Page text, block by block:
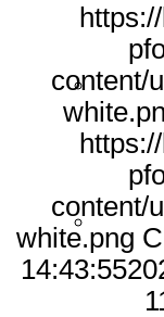
content/
content/
white.png
14:43:55